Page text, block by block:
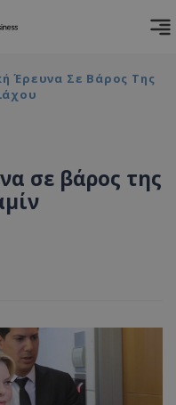
Έρευνα Σε Βάρος Της
σε βάρος της